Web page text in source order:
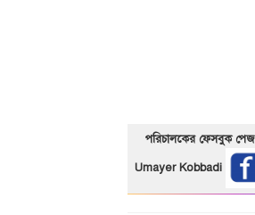
পরিচালকের ফেসবুক পেজ
Umayer Kobbadi